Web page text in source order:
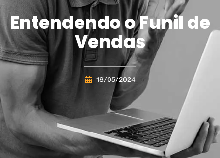
Entendendo o Funil de
Vendas
18/05/2024